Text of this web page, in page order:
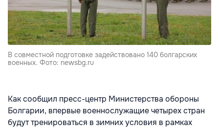
В совместной подготовке задействовано 140 болгарских
военных. Фото: newsbg.ru
Как сообщил пресс-центр Министерства обороны
Болгарии, впервые военнослужащие четырех стран
будут тренироваться в зимних условия в рамках